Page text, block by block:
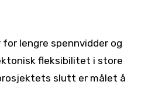
lengre spennvidder og
fleksibilitet i store
slutt er målet å